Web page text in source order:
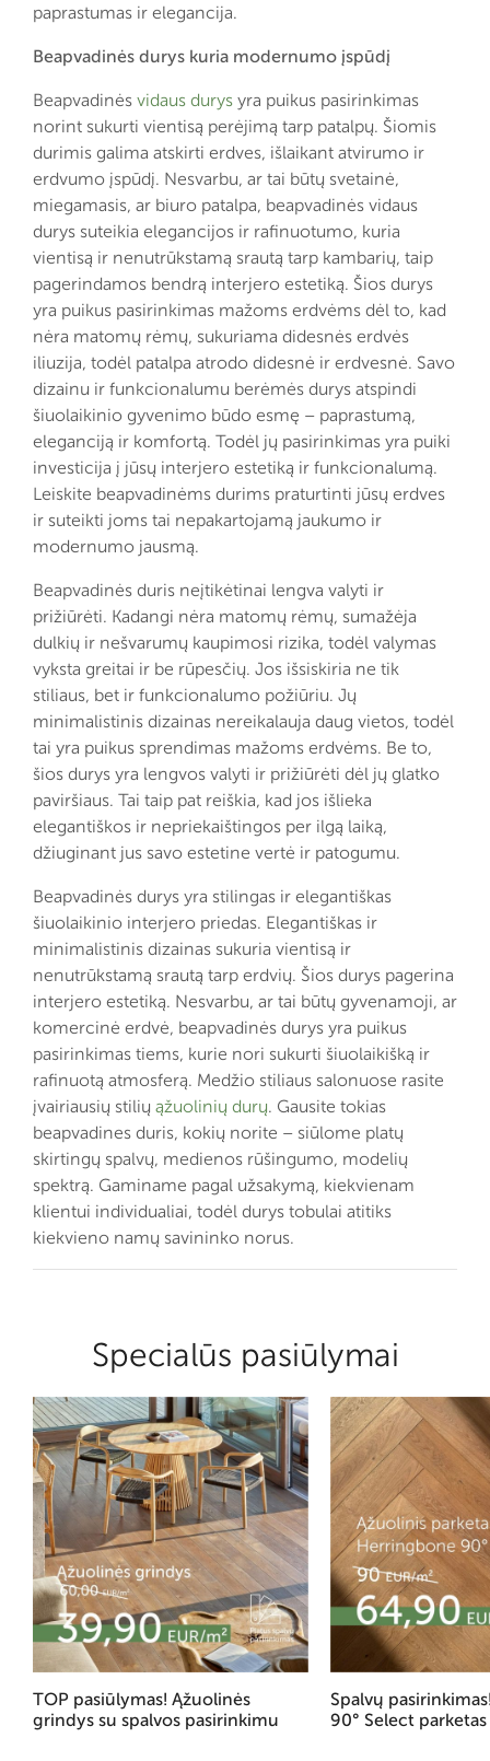
paprastumas ir elegancija.
Beapvadinės durys kuria modernumo įspūdį
Beapvadinės vidaus durys yra puikus pasirinkimas
norint sukurti vientisą perėjimą tarp patalpų. Šiomis
durimis galima atskirti erdves, išlaikant atvirumo ir
erdvumo įspūdį. Nesvarbu, ar tai būtų svetainė,
miegamasis, ar biuro patalpa, beapvadinės vidaus
durys suteikia elegancijos ir rafinuotumo, kuria
vientisą ir nenutrūkstamą srautą tarp kambarių, taip
pagerindamos bendrą interjero estetiką. Šios durys
yra puikus pasirinkimas mažoms erdvėms dėl to, kad
nėra matomų rėmų, sukuriama didesnės erdvės
iliuzija, todėl patalpa atrodo didesnė ir erdvesnė. Savo
dizainu ir funkcionalumu berėmės durys atspindi
šiuolaikinio gyvenimo būdo esmę – paprastumą,
eleganciją ir komfortą. Todėl jų pasirinkimas yra puiki
investicija į jūsų interjero estetiką ir funkcionalumą.
Leiskite beapvadinėms durims praturtinti jūsų erdves
ir suteikti joms tai nepakartojamą jaukumo ir
modernumo jausmą.
Beapvadinės duris neįtikėtinai lengva valyti ir
prižiūrėti. Kadangi nėra matomų rėmų, sumažėja
dulkių ir nešvarumų kaupimosi rizika, todėl valymas
vyksta greitai ir be rūpesčių. Jos išsiskiria ne tik
stiliaus, bet ir funkcionalumo požiūriu. Jų
minimalistinis dizainas nereikalauja daug vietos, todėl
tai yra puikus sprendimas mažoms erdvėms. Be to,
šios durys yra lengvos valyti ir prižiūrėti dėl jų glatko
paviršiaus. Tai taip pat reiškia, kad jos išlieka
elegantiškos ir nepriekaištingos per ilgą laiką,
džiuginant jus savo estetine vertė ir patogumu.
Beapvadinės durys yra stilingas ir elegantiškas
šiuolaikinio interjero priedas. Elegantiškas ir
minimalistinis dizainas sukuria vientisą ir
nenutrūkstamą srautą tarp erdvių. Šios durys pagerina
interjero estetiką. Nesvarbu, ar tai būtų gyvenamoji, ar
komercinė erdvė, beapvadinės durys yra puikus
pasirinkimas tiems, kurie nori sukurti šiuolaikišką ir
rafinuotą atmosferą. Medžio stiliaus salonuose rasite
įvairiausių stilių ąžuolinių durų. Gausite tokias
beapvadines duris, kokių norite – siūlome platų
skirtingų spalvų, medienos rūšingumo, modelių
spektrą. Gaminame pagal užsakymą, kiekvienam
klientui individualiai, todėl durys tobulai atitiks
kiekvieno namų savininko norus.
Specialūs pasiūlymai
TOP pasiūlymas! Ąžuolinės
grindys su spalvos pasirinkimu
Spalvų
90° Select parketas